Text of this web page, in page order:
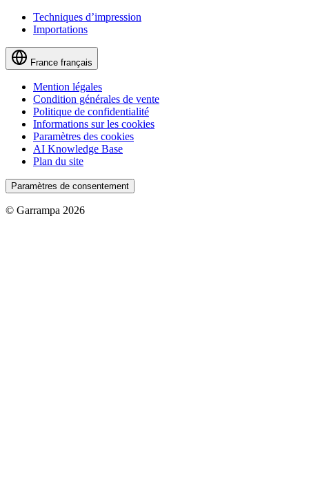
Techniques d’impression
Importations
France français
Mention légales
Condition générales de vente
Politique de confidentialité
Informations sur les cookies
Paramètres des cookies
AI Knowledge Base
Plan du site
Paramètres de consentement
© Garrampa 2026